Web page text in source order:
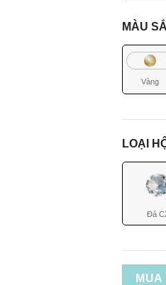
MÀU
Vàng
LOẠI
Đá
MUA